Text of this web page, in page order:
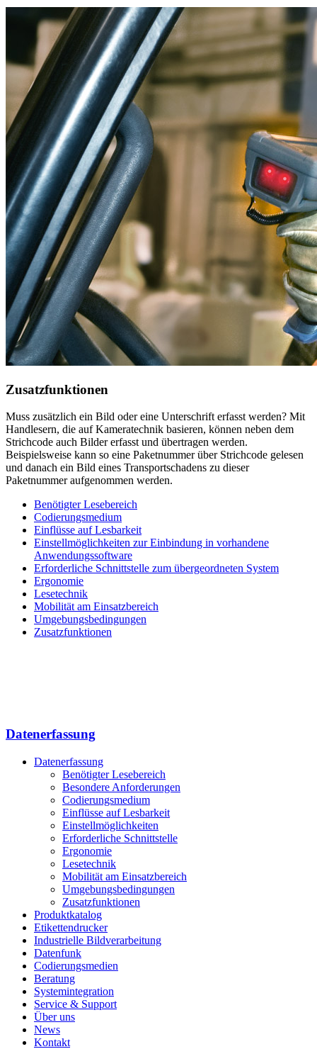
Zusatzfunktionen
Muss zusätzlich ein Bild oder eine Unterschrift erfasst werden? Mit
Handlesern, die auf Kameratechnik basieren, können neben dem
Strichcode auch Bilder erfasst und übertragen werden.
Beispielsweise kann so eine Paket­nummer über Strichcode gelesen
und danach ein Bild eines Transport­schadens zu dieser
Paketnummer aufgenommen werden.
Benötigter Lesebereich
Codierungsmedium
Einflüsse auf Lesbarkeit
Einstellmöglichkeiten zur Einbindung in vorhandene
Anwendungssoftware
Erforderliche Schnittstelle zum übergeordneten System
Ergonomie
Lesetechnik
Mobilität am Einsatzbereich
Umgebungsbedingungen
Zusatzfunktionen
Datenerfassung
Datenerfassung
Benötigter Lesebereich
Besondere Anforderungen
Codierungsmedium
Einflüsse auf Lesbarkeit
Einstellmöglichkeiten
Erforderliche Schnittstelle
Ergonomie
Lesetechnik
Mobilität am Einsatzbereich
Umgebungsbedingungen
Zusatzfunktionen
Produktkatalog
Etikettendrucker
Industrielle Bildverarbeitung
Datenfunk
Codierungs­medien
Beratung
System­integration
Service & Support
Über uns
News
Kontakt